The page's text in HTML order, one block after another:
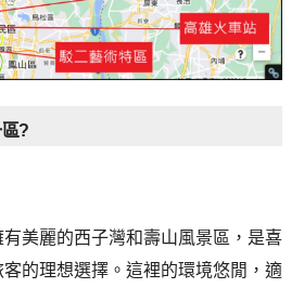
?
有美麗的西子灣和壽山風景區，是喜
的理想選擇。這裡的環境悠閒，適